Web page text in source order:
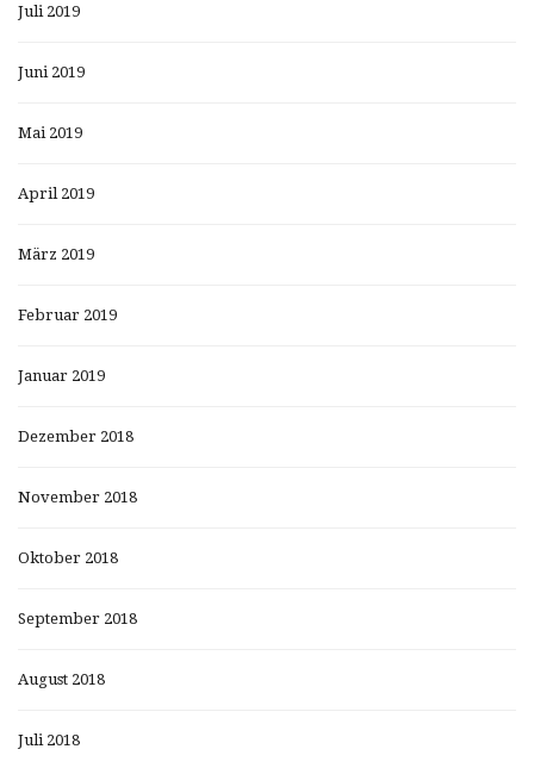
Juli 2019
Juni 2019
Mai 2019
April 2019
März 2019
Februar 2019
Januar 2019
Dezember 2018
November 2018
Oktober 2018
September 2018
August 2018
Juli 2018